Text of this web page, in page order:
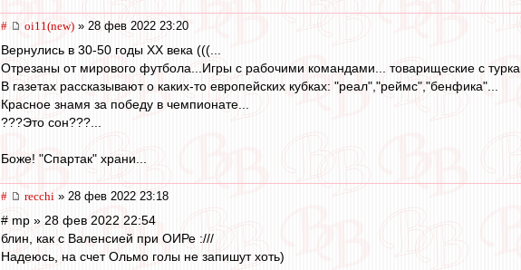
# oi11(new) » 28 фев 2022 23:20
Вернулись в 30-50 годы ХХ века (((...
Отрезаны от мирового футбола...Игры с рабочими командами... товарищеские с
В газетах рассказывают о каких-то европейских кубках: "реал","реймс","бенфика"...
Красное знамя за победу в чемпионате...
???Это сон???...
Боже! "Спартак" храни...
# recchi » 28 фев 2022 23:18
# mp » 28 фев 2022 22:54
блин, как с Валенсией при ОИРе :///
Надеюсь, на счет Ольмо голы не запишут хоть)